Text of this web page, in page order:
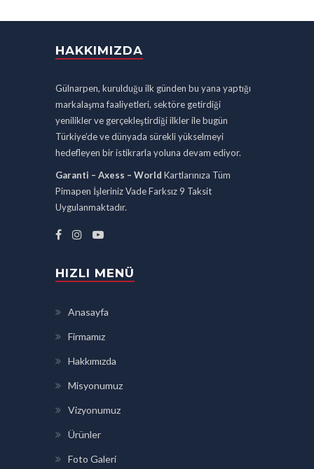
HAKKIMIZDA
Gülnarpen, kurulduğu ilk günden bu yana yaptığı
markalaşma faaliyetleri, sektöre getirdiği
yenilikler ve gerçekleştirdiği ilkler ile bugün
Türkiye’de ve dünyada sürekli yükselmeyi
hedefleyen bir istikrarla yoluna devam ediyor.
Garanti – Axess – World Kartlarınıza Tüm
Pimapen İşleriniz Vade Farksız 9 Taksit
Uygulanmaktadır.
HIZLI MENÜ
Anasayfa
Firmamız
Hakkımızda
Misyonumuz
Vizyonumuz
Ürünler
Foto Galeri